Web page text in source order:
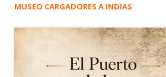
MUSEO CARGADORES A INDIAS